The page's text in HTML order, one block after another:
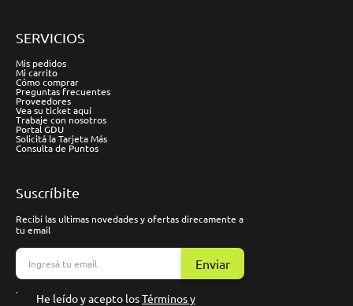
SERVICIOS
Mis pedidos
Mi carrito
Cómo comprar
Preguntas frecuentes
Proveedores
Vea su ticket aquí
Trabaje con nosotros
Portal GDU
Solicitá la Tarjeta Más
Consulta de Puntos
Suscríbite
Recibí las ultimas novedades y ofertas direcamente a
tu email
Enviar
He leído y acepto losTérminos y